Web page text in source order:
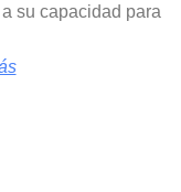
su capacidad para